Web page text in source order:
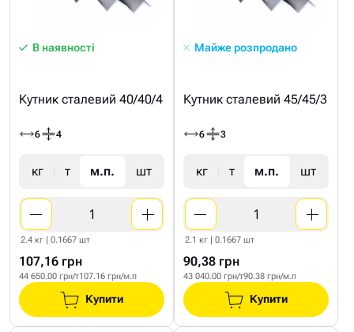
В наявності
Кутник сталевий 40/40/4
6 4
кг т м.п. шт
2.4 кг | 0.1667 шт
107,16 грн
44 650.00 грн/т107.16 грн/м.п
Купити
Майже розпродано
Кутник сталевий 45/45/3
6 3
кг т м.п. шт
2.1 кг | 0.1667 шт
90,38 грн
43 040.00 грн/т90.38 грн/м.п
Купити